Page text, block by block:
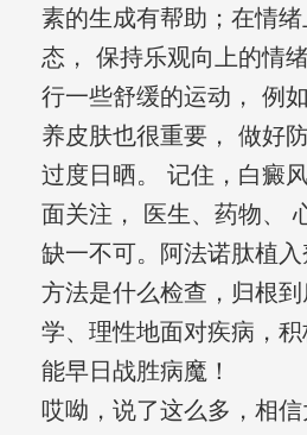
素的生成有帮助；在情
态， 保持乐观向上的情
行一些舒缓的运动， 例
养皮肤也很重要， 做好
过度日晒。 记住，白癜
面关注， 医生、药物、
缺一不可。阿法诺肽植
方法是什么检查，归根
学、理性地面对疾病，
能早日战胜病魔！
哎呦，说了这么多，相